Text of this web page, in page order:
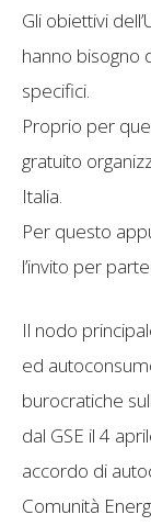
Gli obiettivi
hanno bisogno
specifici.
Proprio per
gratuito
Italia.
Per questo
l’invito per
Il nodo
ed
burocratiche
dal GSE il 4
accordo di
Comunità